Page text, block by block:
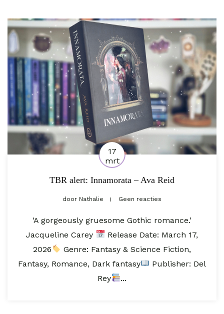
17
mrt
TBR alert: Innamorata – Ava Reid
door Nathalie Geen reacties
‘A gorgeously gruesome Gothic romance.’
Jacqueline Carey
Release Date: March 17,
2026⁣
Genre: Fantasy & Science Fiction,
Fantasy, Romance, Dark fantasy
Publisher: Del
Rey
...